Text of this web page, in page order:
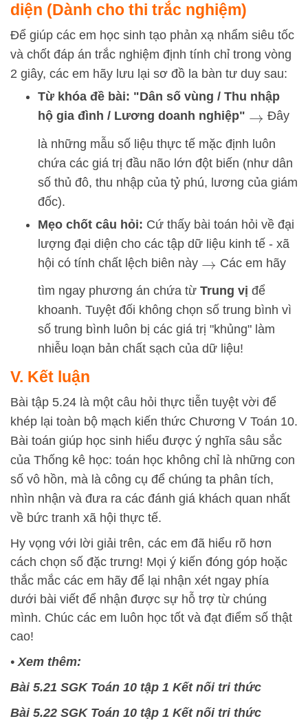
diện (Dành cho thi trắc nghiệm)
Để giúp các em học sinh tạo phản xạ nhẩm siêu tốc
và chốt đáp án trắc nghiệm định tính chỉ trong vòng
2 giây, các em hãy lưu lại sơ đồ la bàn tư duy sau:
Từ khóa đề bài: "Dân số vùng / Thu nhập
hộ gia đình / Lương doanh nghiệp" → Đây
là những mẫu số liệu thực tế mặc định luôn
chứa các giá trị đầu não lớn đột biến (như dân
số thủ đô, thu nhập của tỷ phú, lương của giám
đốc).
Mẹo chốt câu hỏi: Cứ thấy bài toán hỏi về đại
lượng đại diện cho các tập dữ liệu kinh tế - xã
hội có tính chất lệch biên này → Các em hãy
tìm ngay phương án chứa từ Trung vị để
khoanh. Tuyệt đối không chọn số trung bình vì
số trung bình luôn bị các giá trị "khủng" làm
nhiễu loạn bản chất sạch của dữ liệu!
V. Kết luận
Bài tập 5.24 là một câu hỏi thực tiễn tuyệt vời để
khép lại toàn bộ mạch kiến thức Chương V Toán 10.
Bài toán giúp học sinh hiểu được ý nghĩa sâu sắc
của Thống kê học: toán học không chỉ là những con
số vô hồn, mà là công cụ để chúng ta phân tích,
nhìn nhận và đưa ra các đánh giá khách quan nhất
về bức tranh xã hội thực tế.
Hy vọng với lời giải trên, các em đã hiểu rõ hơn
cách chọn số đặc trưng! Mọi ý kiến đóng góp hoặc
thắc mắc các em hãy để lại nhận xét ngay phía
dưới bài viết để nhận được sự hỗ trợ từ chúng
mình. Chúc các em luôn học tốt và đạt điểm số thật
cao!
•Xem thêm:
Bài 5.21 SGK Toán 10 tập 1 Kết nối tri thức
Bài 5.22 SGK Toán 10 tập 1 Kết nối tri thức